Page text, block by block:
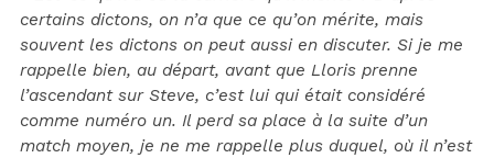
certains dictons, on n’a que ce qu’on mérite, mais
souvent les dictons on peut aussi en discuter. Si je me
rappelle bien, au départ, avant que Lloris prenne
l’ascendant sur Steve, c’est lui qui était considéré
comme numéro un. Il perd sa place à la suite d’un
match moyen, je ne me rappelle plus duquel, où il n’est